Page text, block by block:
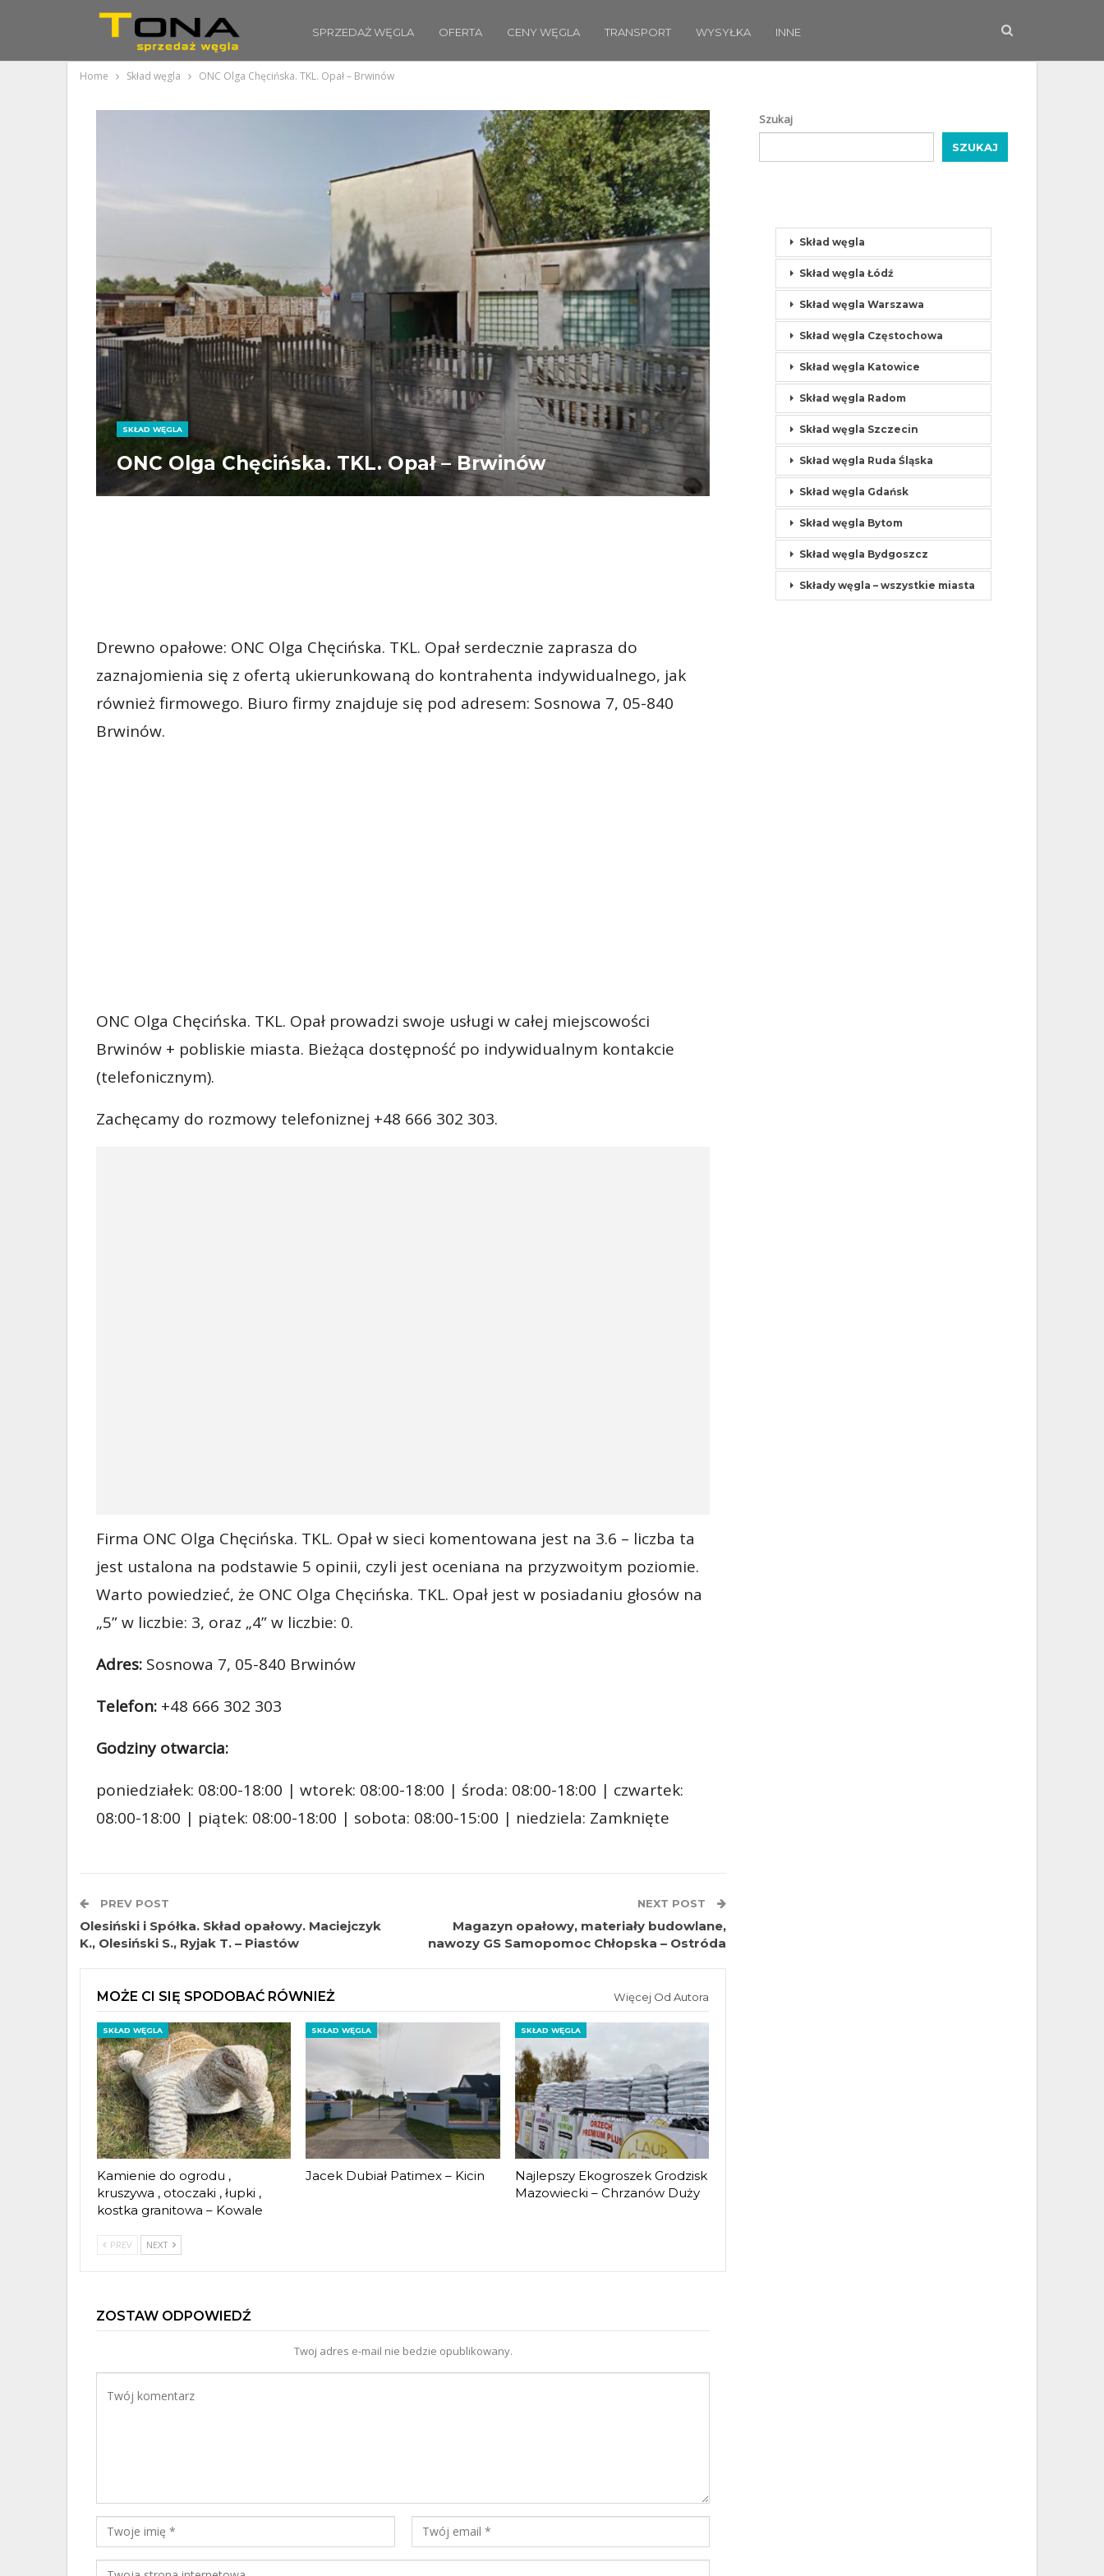
SPRZEDAŻ WĘGLA OFERTA CENY WĘGLA TRANSPORT WYSYŁKA INNE
Home Skład węgla ONC Olga Chęcińska. TKL. Opał – Brwinów
SKŁAD WĘGLA
ONC Olga Chęcińska. TKL. Opał – Brwinów
Drewno opałowe: ONC Olga Chęcińska. TKL. Opał serdecznie zaprasza do
zaznajomienia się z ofertą ukierunkowaną do kontrahenta indywidualnego, jak
również firmowego. Biuro firmy znajduje się pod adresem: Sosnowa 7, 05-840
Brwinów.
ONC Olga Chęcińska. TKL. Opał prowadzi swoje usługi w całej miejscowości
Brwinów + pobliskie miasta. Bieżąca dostępność po indywidualnym kontakcie
(telefonicznym).
Zachęcamy do rozmowy telefoniznej +48 666 302 303.
Firma ONC Olga Chęcińska. TKL. Opał w sieci komentowana jest na 3.6 – liczba ta
jest ustalona na podstawie 5 opinii, czyli jest oceniana na przyzwoitym poziomie.
Warto powiedzieć, że ONC Olga Chęcińska. TKL. Opał jest w posiadaniu głosów na
„5” w liczbie: 3, oraz „4” w liczbie: 0.
Adres: Sosnowa 7, 05-840 Brwinów
Telefon: +48 666 302 303
Godziny otwarcia:
poniedziałek: 08:00-18:00 | wtorek: 08:00-18:00 | środa: 08:00-18:00 | czwartek:
08:00-18:00 | piątek: 08:00-18:00 | sobota: 08:00-15:00 | niedziela: Zamknięte
PREV POST
Olesiński i Spółka. Skład opałowy. Maciejczyk
K., Olesiński S., Ryjak T. – Piastów
NEXT POST
Magazyn opałowy, materiały budowlane,
nawozy GS Samopomoc Chłopska – Ostróda
MOŻE CI SIĘ SPODOBAĆ RÓWNIEŻ Więcej Od Autora
SKŁAD WĘGLA
Kamienie do ogrodu ,
kruszywa , otoczaki , łupki ,
kostka granitowa – Kowale
SKŁAD WĘGLA
Jacek Dubiał Patimex – Kicin
SKŁAD WĘGLA
Najlepszy Ekogroszek Grodzisk
Mazowiecki – Chrzanów Duży
PREV NEXT
ZOSTAW ODPOWIEDŹ
Twoj adres e-mail nie bedzie opublikowany.
Szukaj
SZUKAJ
Skład węgla
Skład węgla Łódź
Skład węgla Warszawa
Skład węgla Częstochowa
Skład węgla Katowice
Skład węgla Radom
Skład węgla Szczecin
Skład węgla Ruda Śląska
Skład węgla Gdańsk
Skład węgla Bytom
Skład węgla Bydgoszcz
Składy węgla – wszystkie miasta